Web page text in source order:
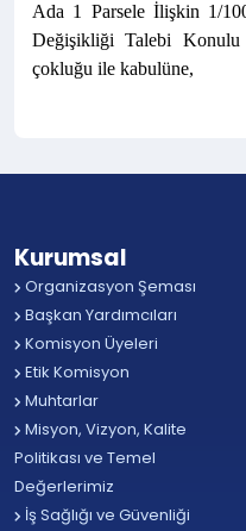
Ada 1 Parsele İlişkin 1/
Değişikliği Talebi
çokluğu ile kabulüne,
Kurumsal
Organizasyon Şeması
Başkan Yardımcıları
Komisyon Üyeleri
Etik Komisyon
Muhtarlar
Misyon, Vizyon, Kalite
Politikası ve Temel
Değerlerimiz
İş Sağlığı ve Güvenliği